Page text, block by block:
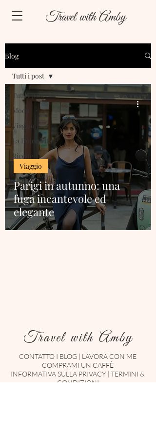
Travel with Amby
Blog
Tutti i post
Moda
Viaggio
La Dolce Vita
Ricette
Tutti i post
Parigi in autunno: una
fuga incantevole ed
elegante
Viaggio
Travel with Amby
CONTATTO I BLOG | LAVORA CON ME
COMPRAMI UN CAFFÈ
INFORMATIVA SULLA PRIVACY | TERMINI &
CONDIZIONI